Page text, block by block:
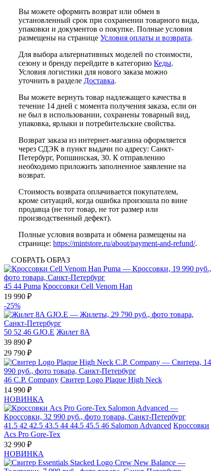
Вы можете оформить возврат или обмен в
установленный срок при сохранении товарного вида,
упаковки и документов о покупке. Полные условия
размещены на странице Условия оплаты и возврата.
Для выбора альтернативных моделей по стоимости,
сезону и бренду перейдите в категорию Кеды.
Условия логистики для нового заказа можно
уточнить в разделе Доставка.
Вы можете вернуть товар надлежащего качества в
течение 14 дней с момента получения заказа, если он
не был в использовании, сохранены товарный вид,
упаковка, ярлыки и потребительские свойства.
Возврат заказа из интернет-магазина оформляется
через СДЭК в пункт выдачи по адресу: Санкт-
Петербург, Ропшинская, 30. К отправлению
необходимо приложить заполненное заявление на
возврат.
Стоимость возврата оплачивается покупателем,
кроме ситуаций, когда ошибка произошла по вине
продавца (не тот товар, не тот размер или
производственный дефект).
Полные условия возврата и обмена размещены на
странице: https://mintstore.ru/about/payment-and-refund/.
СОБРАТЬ ОБРАЗ
45 44 Puma Кроссовки Cell Venom Han
19 990 ₽
-25%
50 52 46 GJO.E Жилет 8A
39 890 ₽
29 790 ₽
46 C.P. Company Свитер Logo Plaque High Neck
14 990 ₽
НОВИНКА
41.5 42 42.5 43.5 44 44.5 45.5 46 Salomon Advanced Кроссовки
Acs Pro Gore-Tex
32 990 ₽
НОВИНКА